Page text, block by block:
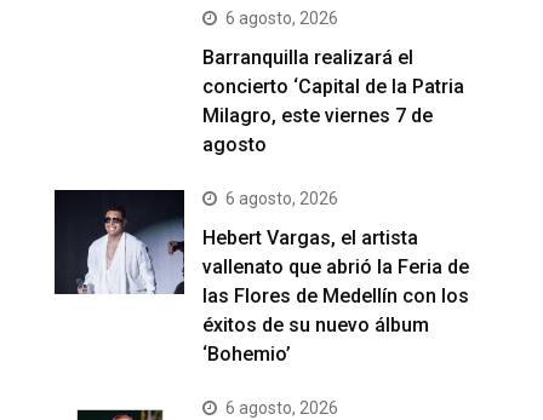
6 agosto, 2026
Barranquilla realizará el
concierto ‘Capital de la Patria
Milagro, este viernes 7 de
agosto
6 agosto, 2026
Hebert Vargas, el artista
vallenato que abrió la Feria de
las Flores de Medellín con los
éxitos de su nuevo álbum
‘Bohemio’
6 agosto, 2026